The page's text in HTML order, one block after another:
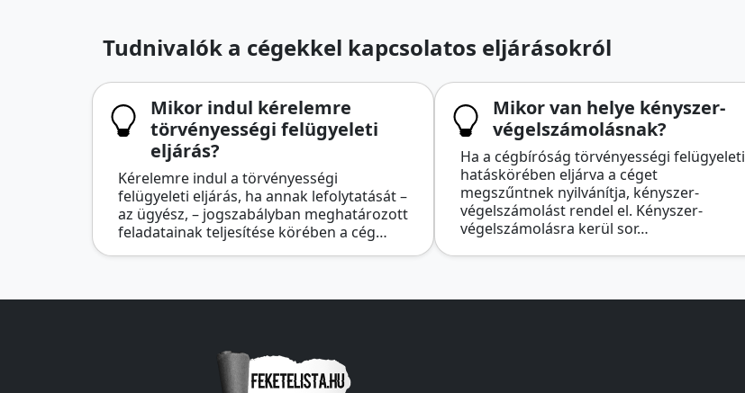
Tudnivalók a cégekkel kapcsolatos eljárásokról
Mikor indul kérelemre
törvényességi felügyeleti
eljárás?
Kérelemre indul a törvényességi
felügyeleti eljárás, ha annak lefolytatását –
az ügyész, – jogszabályban meghatározott
feladatainak teljesítése körében a cég…
Mikor van helye kényszer-
végelszámolásnak?
Ha a cégbíróság törvényességi felügyeleti
hatáskörében eljárva a céget
megszűntnek nyilvánítja, kényszer-
végelszámolást rendel el. Kényszer-
végelszámolásra kerül sor…